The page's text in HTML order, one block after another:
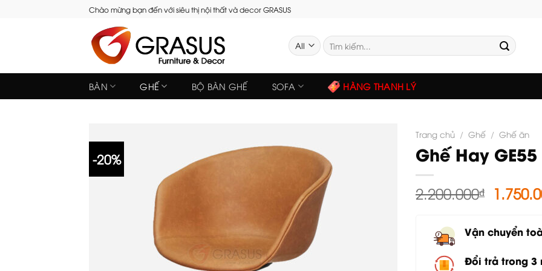
Chào mừng bạn đến với siêu thị nội thất và decor GRASUS
Tìm
kiếm:
BÀN GHẾ BỘ BÀN GHẾ SOFA HÀNG THANH LÝ
-20%
Trang chủ / Ghế / Ghế ăn
Ghế Hay GE55
2.200.000₫ Giá
gốc
Vận chuyển
Đổi trả trong 3